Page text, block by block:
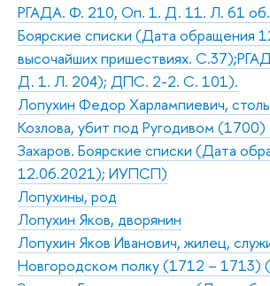
РГАДА. Ф. 210, Оп. 1. Д. 11. Л. 61
Боярские списки (Дата обращения
высочайших пришествиях.
Д. 1. Л. 204); ДПС. 2-2. С. 101).
Лопухин Федор Харлампиевич,
Козлова, убит под Ругодивом (1700)
Захаров. Боярские списки (Дата
12.06.2021); ИУПСП)
Лопухины, род
Лопухин Яков, дворянин
Лопухин Яков Иванович, жилец,
Новгородском полку (1712 – 1713)